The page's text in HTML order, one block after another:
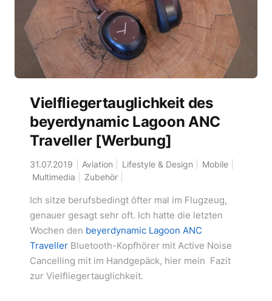
Vielfliegertauglichkeit des
beyerdynamic Lagoon ANC
Traveller [Werbung]
31.07.2019 Aviation Lifestyle & Design
Mobile
Multimedia
Zubehör
Ich sitze berufsbedingt öfter mal im Flugzeug,
genauer gesagt sehr oft. Ich hatte die letzten
Wochen den beyerdynamic Lagoon ANC
TravellerBluetooth-Kopfhörer mit Active Noise
Cancelling mit im Handgepäck, hier mein Fazit
zur Vielfliegertauglichkeit.